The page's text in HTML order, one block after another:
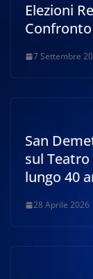
Elezioni
7 Settembre
San
sul
lungo 40
28 Aprile 2026